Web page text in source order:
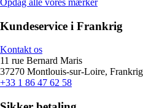
Opdag alle vores mærker
Kundeservice i Frankrig
Kontakt os
11 rue Bernard Maris
37270 Montlouis-sur-Loire, Frankrig
+33 1 86 47 62 58